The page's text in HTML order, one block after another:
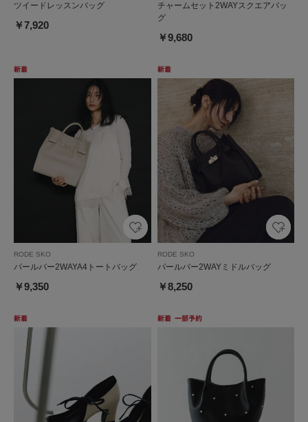
ツイードレッスンバッグ
￥7,920
チャームセット2WAYスクエアバッ
グ
￥9,680
RODE SKO
パールバー2WAYA4トートバッグ
￥9,350
RODE SKO
パールバー2WAYミドルバッグ
￥8,250